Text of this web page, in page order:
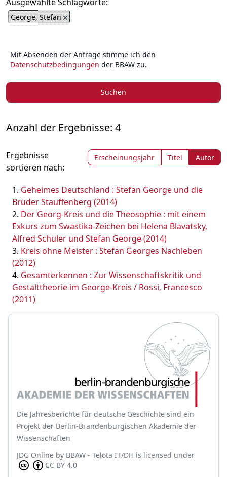
George, Stefan
Mit Absenden der Anfrage stimme ich den
Datenschutzbedingungen der BBAW zu.
Suchen
Anzahl der Ergebnisse: 4
Ergebnisse
sortieren nach:
Erscheinungsjahr Titel Autor
Geheimes Deutschland : Stefan George und die
Brüder Stauffenberg (2014)
Der Georg-Kreis und die Theosophie : mit einem
Exkurs zum Swastika-Zeichen bei Helena Blavatsky,
Alfred Schuler und Stefan George (2014)
Kreis ohne Meister : Stefan Georges Nachleben
(2012)
Gesamterkennen : Zur Wissenschaftskritik und
Gestalttheorie im George-Kreis / Rossi, Francesco
(2011)
Die Jahresberichte für deutsche Geschichte sind ein
Projekt der Berlin-Brandenburgischen Akademie der
Wissenschaften
JDG Online by BBAW - Telota IT/DH is licensed under
CC BY 4.0